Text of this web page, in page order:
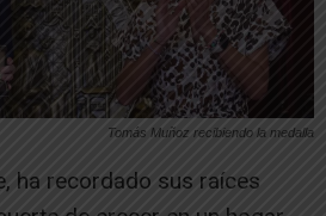
Tomás Muñoz recibiendo la medalla
ha recordado sus raíces